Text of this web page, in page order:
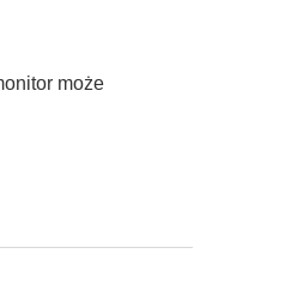
może